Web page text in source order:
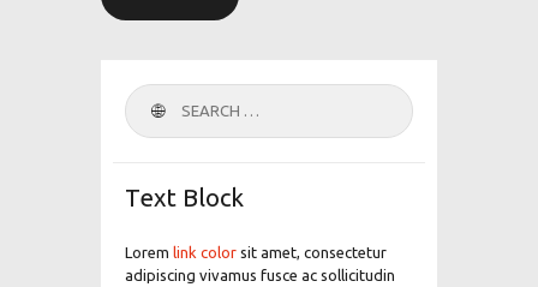
Search
for:
Text Block
Lorem link color sit amet, consectetur
adipiscing vivamus fusce ac sollicitudin